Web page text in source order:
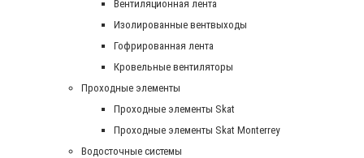
Вентиляционная лента
Изолированные вентвыходы
Гофрированная лента
Кровельные вентиляторы
Проходные элементы
Проходные элементы Skat
Проходные элементы Skat Monterrey
Водосточные системы